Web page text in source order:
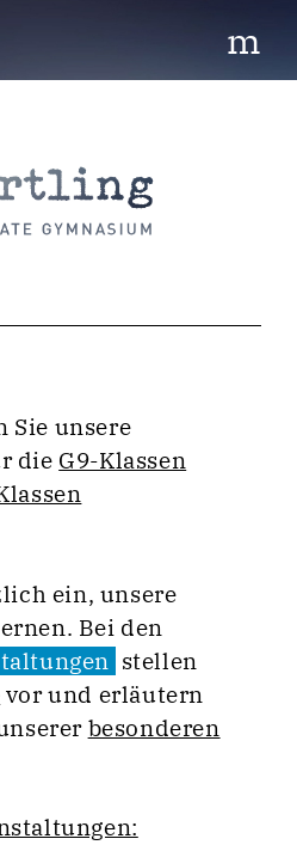
m
Sie unsere
die G9-Klassen
ein, unsere
Bei den
stellen
vor und erläutern
besonderen